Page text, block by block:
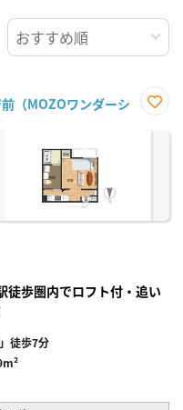
（MOZOワンダーシ
に入
徒歩圏内でロフト付・追い
徒歩7分